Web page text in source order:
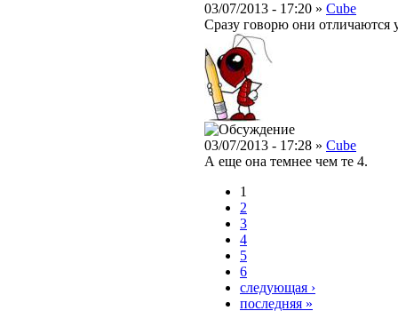
03/07/2013 - 17:20 » Cube
Сразу говорю они отличаются
03/07/2013 - 17:28 » Cube
А еще она темнее чем те 4.
1
2
3
4
5
6
следующая ›
последняя »